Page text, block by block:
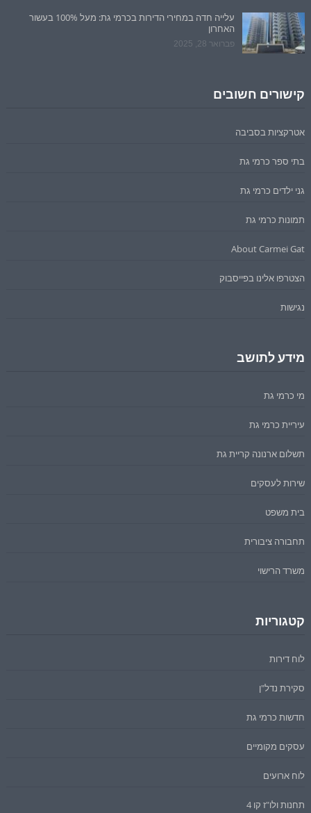
עלייה חדה במחירי הדירות בכרמי גת: מעל 100% בעשור
האחרון
פברואר 28, 2025
קישורים חשובים
אטרקציות בסביבה
בתי ספר כרמי גת
גני ילדים כרמי גת
תמונות כרמי גת
About Carmei Gat
הצטרפו אלינו בפייסבוק
נגישות
מידע לתושב
מי כרמי גת
עיריית כרמי גת
תשלום ארנונה קריית גת
שירות לעסקים
בית משפט
תחבורה ציבורית
משרד הרישוי
קטגוריות
לוח דירות
סקירת נדל"ן
חדשות כרמי גת
עסקים מקומיים
לוח ארועים
תחנות ולו"ז קו 4